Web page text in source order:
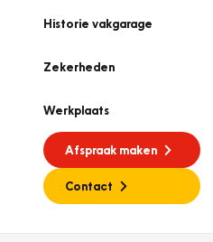
Historie vakgarage
Zekerheden
Werkplaats
Afspraak maken
Contact